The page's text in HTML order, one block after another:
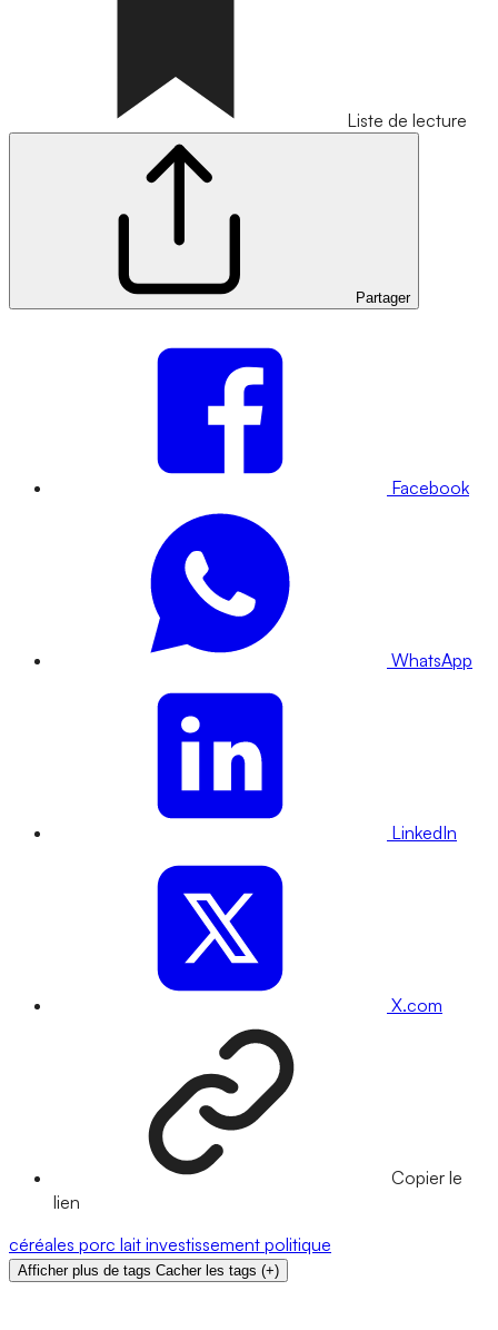
Liste de lecture
Partager
Facebook
WhatsApp
LinkedIn
X.com
Copier le
lien
céréales porc lait investissement politique
Afficher plus de tags Cacher les tags (+)